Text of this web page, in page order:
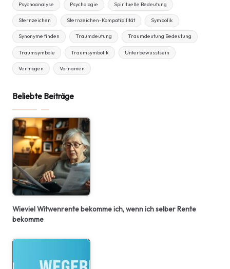
Psychoanalyse Psychologie Spirituelle Bedeutung
Sternzeichen Sternzeichen-Kompatibilität Symbolik
Synonyme finden Traumdeutung Traumdeutung Bedeutung
Traumsymbole Traumsymbolik Unterbewusstsein
Vermögen Vornamen
Beliebte Beiträge
Wieviel Witwenrente bekomme ich, wenn ich selber Rente
bekomme